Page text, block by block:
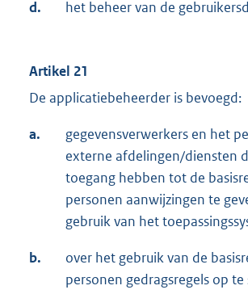
d. het beheer van de
Artikel 21
De applicatiebeheerder is bevoegd:
a.
gegevensverwerkers en het
externe afdelingen/diensten
toegang hebben tot de
personen aanwijzingen te
gebruik van het
b.
over het gebruik van de
personen gedragsregels op te